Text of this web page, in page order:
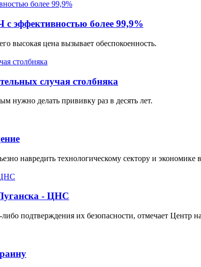
более 99,9%
высокая цена вызывает обеспокоенность.
случая столбняка
нужно делать прививку раз в десять лет.
навредить технологическому сектору и экономике
- ЦНС
подтверждения их безопасности, отмечает Центр